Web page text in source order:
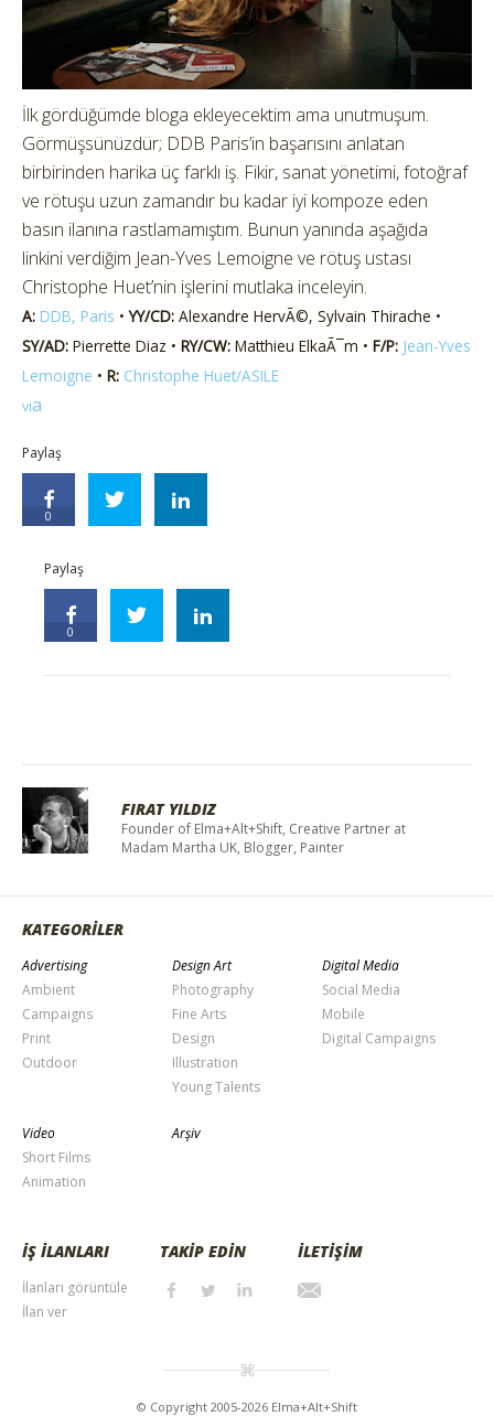
İlk gördüğümde bloga ekleyecektim ama unutmuşum.
Görmüşsünüzdür; DDB Paris’in başarısını anlatan
birbirinden harika üç farklı iş. Fikir, sanat yönetimi, fotoğraf
ve rötuşu uzun zamandır bu kadar iyi kompoze eden
basın ilanına rastlamamıştım. Bunun yanında aşağıda
linkini verdiğim Jean-Yves Lemoigne ve rötuş ustası
Christophe Huet’nin işlerini mutlaka inceleyin.
A: DDB, Paris •YY/CD: Alexandre HervÃ©, Sylvain Thirache •
SY/AD: Pierrette Diaz • RY/CW: Matthieu ElkaÃ¯m • F/P: Jean-Yves
Lemoigne • R: Christophe Huet/ASILE
via
Paylaş
0
Paylaş
0
FIRAT YILDIZ
Founder of Elma+Alt+Shift, Creative Partner at
Madam Martha UK, Blogger, Painter
KATEGORİLER
Advertising
Ambient
Campaigns
Print
Outdoor
Design Art
Photography
Fine Arts
Design
Illustration
Young Talents
Digital Media
Social Media
Mobile
Digital Campaigns
Video
Short Films
Animation
Arşiv
İŞ İLANLARI
İlanları görüntüle
İlan ver
TAKİP EDİN İLETİŞİM
© Copyright 2005-2026 Elma+Alt+Shift